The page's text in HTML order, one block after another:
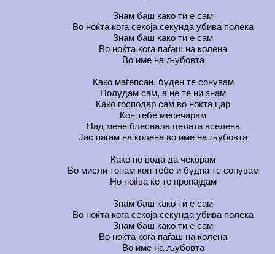
Знам баш како ти е сам
Во ноќта кога секоја секунда убива полека
Знам баш како ти е сам
Во ноќта кога паѓаш на колена
Во име на љубовта
Како маѓепсан, буден те сонувам
Полудам сам, а не те ни знам
Како господар сам во ноќта цар
Кон тебе месечарам
Над мене блеснала целата вселена
Јас паѓам на колена во име на љубовта
Како по вода да чекорам
Во мисли тонам кон тебе и будна те сонувам
Но ноќва ќе те пронајдам
Знам баш како ти е сам
Во ноќта кога секоја секунда убива полека
Знам баш како ти е сам
Во ноќта кога паѓаш на колена
Во име на љубовта